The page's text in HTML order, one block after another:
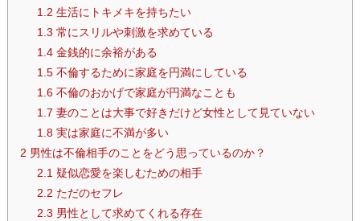
1.2 生活にトキメキを持ちたい
1.3 常にスリルや刺激を求めている
1.4金銭的に余裕がある
1.5不倫するために家庭を円満にしている
1.6不倫のおかげで家庭が円満なことも
1.7 妻のことは大事で好きだけど女性として見ていない
1.8実は家庭に不満が多い
2 男性は不倫相手のことをどう思っているのか？
2.1 疑似恋愛を楽しむための相手
2.2 ただのセフレ
2.3 男性として求めてくれる存在